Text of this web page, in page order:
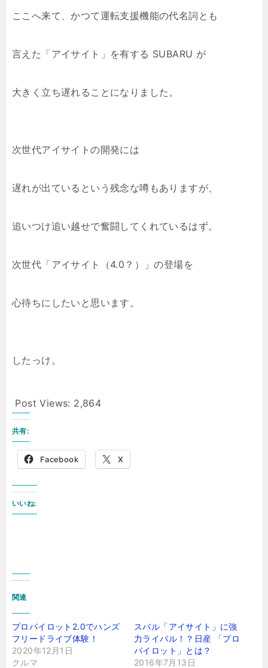
ここへ来て、かつて運転支援機能の代名詞とも
言えた「アイサイト」を有する SUBARU が
大きく立ち遅れることになりました。
次世代アイサイトの開発には
遅れが出ているという残念な噂もありますが、
追いつけ追い越せで奮闘してくれているはず。
次世代「アイサイト（4.0？）」の登場を
心待ちにしたいと思います。
したっけ。
Post Views: 2,864
共有:
Facebook X
いいね:
関連
プロパイロット2.0でハンズ
フリードライブ体験！
2020年12月1日
クルマ
スバル「アイサイト」に強
力ライバル！？日産 「プロ
パイロット」とは？
2016年7月13日